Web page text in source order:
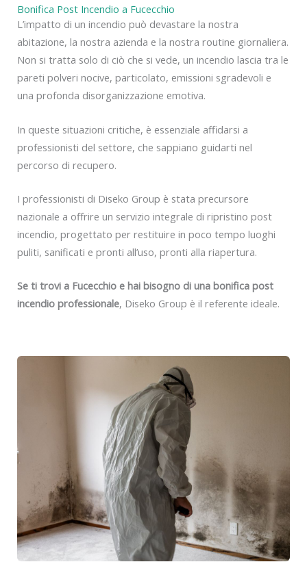
Bonifica Post Incendio a Fucecchio
L’impatto di un incendio può devastare la nostra
abitazione, la nostra azienda e la nostra routine giornaliera.
Non si tratta solo di ciò che si vede, un incendio lascia tra le
pareti polveri nocive, particolato, emissioni sgradevoli e
una profonda disorganizzazione emotiva.
In queste situazioni critiche, è essenziale affidarsi a
professionisti del settore, che sappiano guidarti nel
percorso di recupero.
I professionisti di Diseko Group è stata precursore
nazionale a offrire un servizio integrale di ripristino post
incendio, progettato per restituire in poco tempo luoghi
puliti, sanificati e pronti all’uso, pronti alla riapertura.
Se ti trovi a Fucecchio e hai bisogno di una bonifica post
incendio professionale, Diseko Group è il referente ideale.